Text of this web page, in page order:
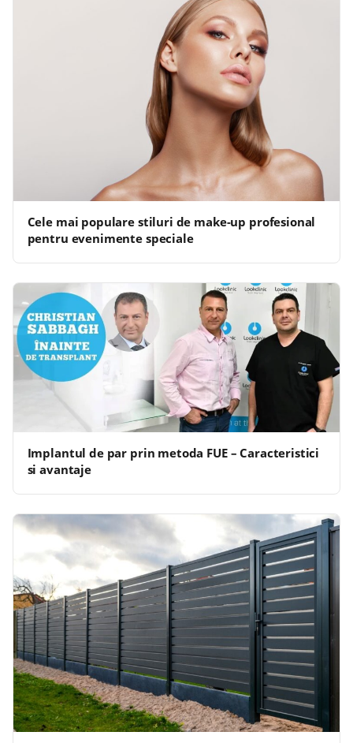
Cele mai populare stiluri de make-up profesional
pentru evenimente speciale
Implantul de par prin metoda FUE – Caracteristici
si avantaje